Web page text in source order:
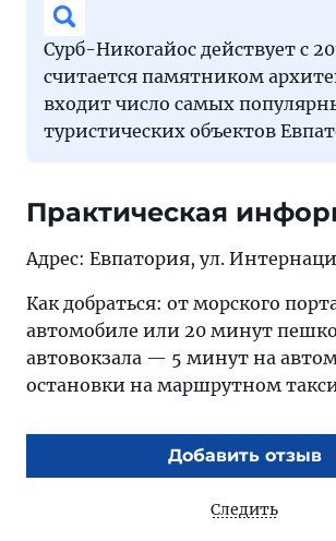
Сурб-Никогайос действует с
считается памятником
входит число самых
туристических объектов
Практическая
Адрес: Евпатория, ул.
Как добраться: от морского
автомобиле или 20 минут
автовокзала — 5 минут на
остановки на маршрутном
Добавить отзыв
Следить